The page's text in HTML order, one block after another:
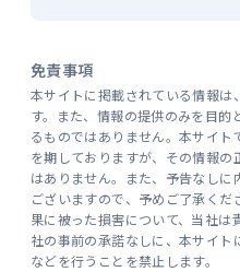
免責事項
本サイトに掲載されている情報は
す。また、情報の提供のみを目
るものではありません。本サイ
を期しておりますが、その情報
はありません。また、予告なし
ございますので、予めご了承く
果に被った損害について、当社は
社の事前の承諾なしに、本サイ
などを行うことを禁止します。